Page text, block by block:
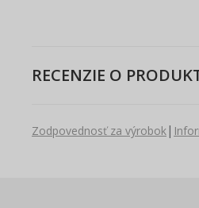
RECENZIE O
Zodpovednosť za výrobok|